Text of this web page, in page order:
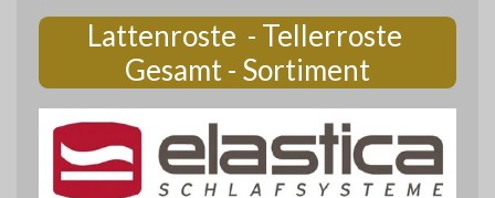
Lattenroste - Tellerroste
Gesamt - Sortiment